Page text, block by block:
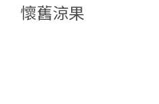
懷舊涼果